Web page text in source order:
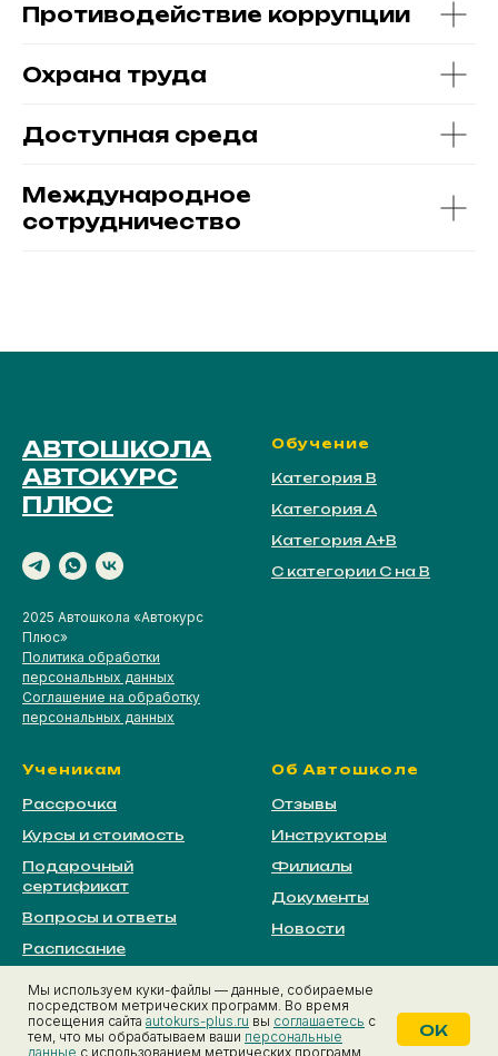
Противодействие коррупции
Охрана труда
Доступная среда
Международное
сотрудничество
АВТОШКОЛА
АВТОКУРС
ПЛЮС
2025 Автошкола «Автокурс
Плюс»
Политика обработки
персональных данных
Соглашение на обработку
персональных данных
Обучение
Категория В
Категория А
Категория А+В
С категории С на В
Ученикам
Рассрочка
Курсы и стоимость
Подарочный
сертификат
Вопросы и ответы
Расписание
Об Автошколе
Отзывы
Инструкторы
Филиалы
Документы
Новости
Мы используем куки-файлы — данные, собираемые
посредством метрических программ. Во время
посещения сайта autokurs-plus.ru вы соглашаетесь с
тем, что мы обрабатываем ваши персональные
данные с использованием метрических программ,
OK